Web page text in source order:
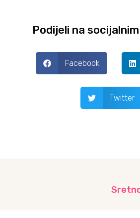
Podijeli na
Facebook
Twitter